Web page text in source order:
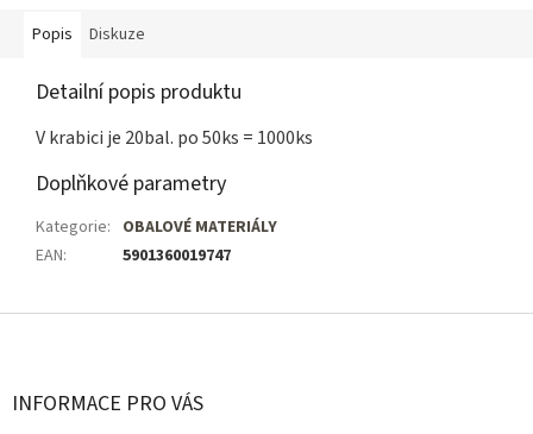
Popis Diskuze
Detailní popis produktu
V krabici je 20bal. po 50ks = 1000ks
Doplňkové parametry
Kategorie: OBALOVÉ MATERIÁLY
EAN: 5901360019747
Z
INFORMACE PRO VÁS